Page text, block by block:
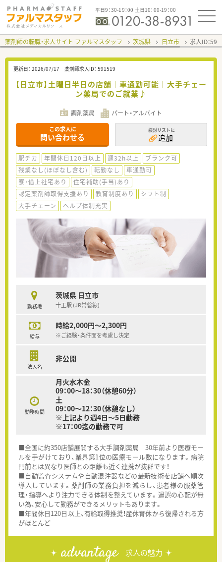
平日9：30-19：00 土日10：00-19：00
薬剤師の転職・求人サイト ファルマスタッフ 茨城県 日立市 求人ID：
更新日： 2026/07/17 薬剤師求人ID： 591519
【日立市】土曜日半日の店舗｜車通勤可能｜大手チェー
ン薬局でのご就業♪
調剤薬局 パート・アルバイト
この求人に
問い合わせる
検討リストに
追加
駅チカ 年間休日120日以上 週32h以上
ブランク可
残業なし(ほぼなし含む)
転勤なし
車通勤可
寮・借上社宅あり
住宅補助(手当)あり
認定薬剤師取得支援あり
教育制度あり
シフト制
大手チェーン
ヘルプ体制充実
勤務地
茨城県 日立市
十王駅 (JR常磐線)
給与
時給2,000円～2,300円
※ご経験・条件面を考慮し決定
法人名
非公開
勤務時間
月火水木金
09：00～18：30（休憩60分）
土
09：00～12：30（休憩なし）
※上記より週4日～5日勤務
※17：00迄の勤務で可
■全国に約350店舗展開する大手調剤薬局 30年前より医療モー
ルを手がけており、業界第1位の医療モール数になります。病院
門前とは異なり医師との距離も近く連携が抜群です！
■自動監査システムや自動混注器などの最新技術を店舗へ順次
導入しています。薬剤師の業務負担を減らし、患者様の服薬管
理・指導へより注力できる体制を整えています。過誤の心配が無
い為、安心して勤務ができるメリットもあります。
■年間休日120日以上、有給取得推奨！産休育休から復帰される方
がほとんど
advantage 求人の魅力